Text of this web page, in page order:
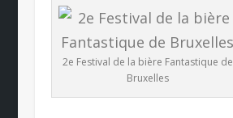
2e Festival de la bière Fantastique de
Bruxelles